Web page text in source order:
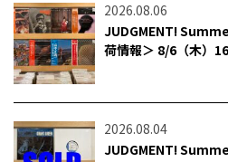
2026.08.06
JUDGMENT!
荷情報＞ 8/6（木）
2026.08.04
JUDGMENT!